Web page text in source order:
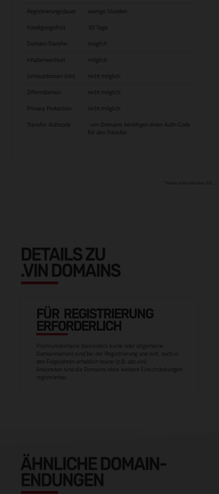
Registrierungsdauer
wenige Stunden
Kündigungsfrist
30 Tage
Domain-Transfer
möglich
Inhaberwechsel
möglich
Umlautdomain (idn)
nicht möglich
Zifferndomain
nicht möglich
Privacy Protection
nicht möglich
Transfer Authcode
.vin-Domains benötigen einen Auth-Code
für den Transfer.
Preise sind exklusive USt.
DETAILS ZU
.VIN DOMAINS
FÜR REGISTRIERUNG
ERFORDERLICH
Premiumdomains (besonders kurze oder allgemeine
Domainnamen) sind bei der Registrierung und evtl. auch in
den Folgejahren erheblich teurer (z.B. abc.vin).
Ansonsten sind die Domains ohne weitere Einschränkungen
registrierbar.
ÄHNLICHE DOMAIN-
ENDUNGEN